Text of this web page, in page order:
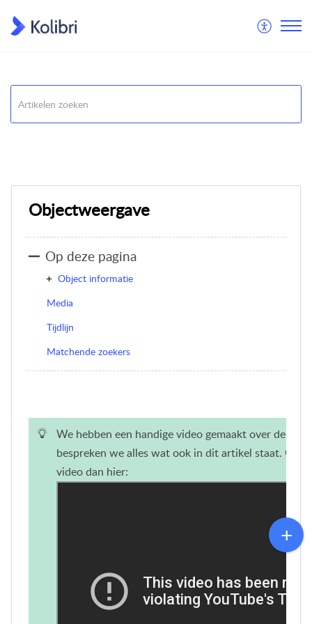
Objectweergave
Op deze pagina
Object informatie
Media
Tijdlijn
Matchende zoekers
We hebben een handige video gemaakt over de
bespreken we alles wat ook in dit artikel staat.
video dan hier: